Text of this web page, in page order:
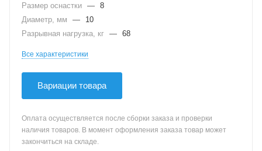
Размер оснастки — 8
Диаметр, мм
—
10
Разрывная нагрузка, кг — 68
Все характеристики
Вариации товара
Оплата осуществляется после сборки заказа и проверки
наличия товаров. В момент оформления заказа товар может
закончиться на складе.